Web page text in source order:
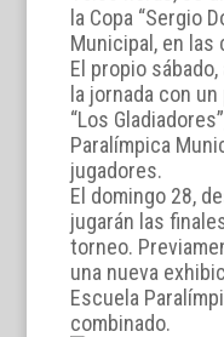
la Copa “Sergio
Municipal, en las
El propio
la jornada con
“Los
Paralímpica
jugadores.
El domingo 28,
jugarán las
torneo.
una nueva
Escuela
combinado.